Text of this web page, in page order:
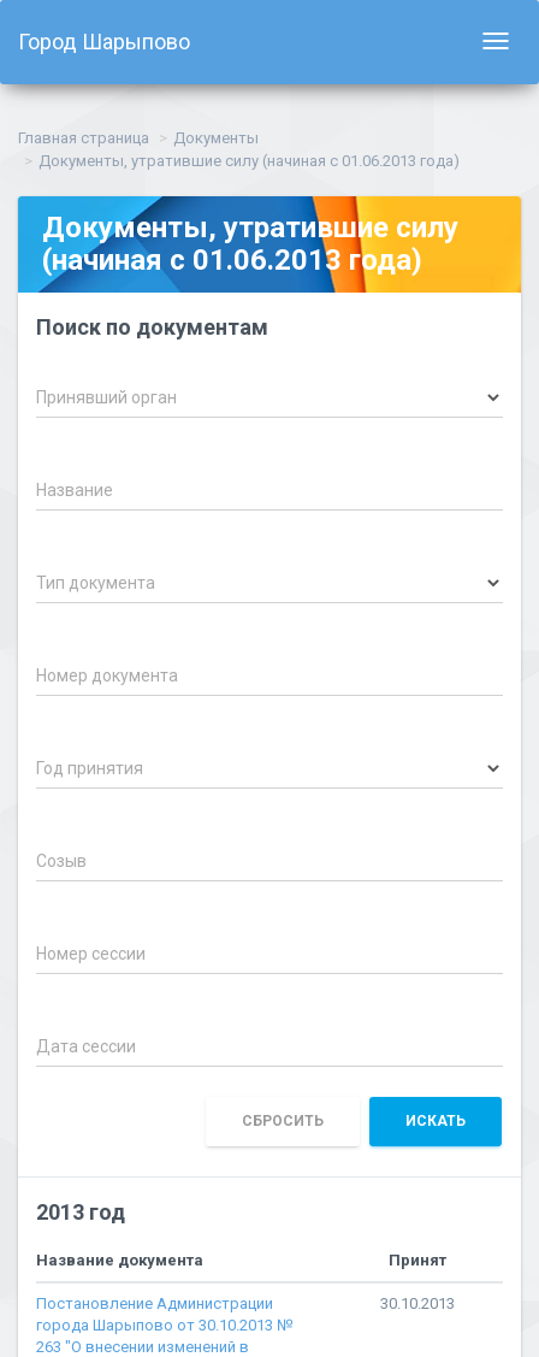
Город Шарыпово
Главная страница
Документы
Документы, утратившие силу (начиная с 01.06.2013 года)
Документы, утратившие силу
(начиная с 01.06.2013 года)
Поиск по документам
Принявший орган
Название
Тип документа
Номер документа
Год принятия
Созыв
Номер сессии
СБРОСИТЬ ИСКАТЬ
2013 год
Название документа Принят
Постановление Администрации
города Шарыпово от 30.10.2013 №
263 "О внесении изменений в
30.10.2013